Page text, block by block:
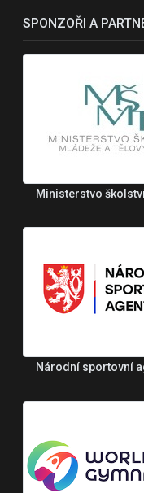
SPONZOŘI A
Ministerstvo
Národní sportovní